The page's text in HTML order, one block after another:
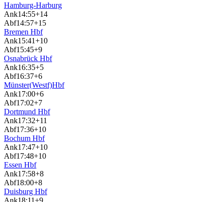
Hamburg-Harburg
Ank14:55+14
Abf14:57+15
Bremen Hbf
Ank15:41+10
Abf15:45+9
Osnabrück Hbf
Ank16:35+5
Abf16:37+6
Münster(Westf)Hbf
Ank17:00+6
Abf17:02+7
Dortmund Hbf
Ank17:32+11
Abf17:36+10
Bochum Hbf
Ank17:47+10
Abf17:48+10
Essen Hbf
Ank17:58+8
Abf18:00+8
Duisburg Hbf
Ank18:11+9